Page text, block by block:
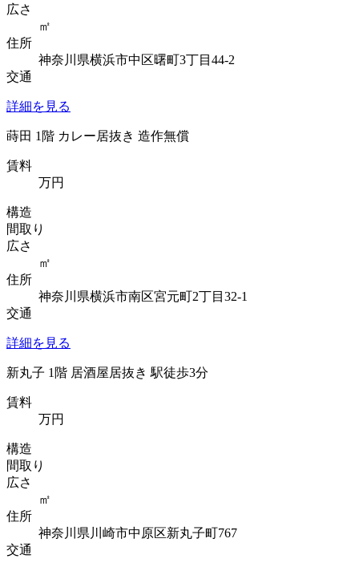
広さ
㎡
住所
神奈川県横浜市中区曙町3丁目44-2
交通
詳細を見る
蒔田 1階 カレー居抜き 造作無償
賃料
万円
構造
間取り
広さ
㎡
住所
神奈川県横浜市南区宮元町2丁目32-1
交通
詳細を見る
新丸子 1階 居酒屋居抜き 駅徒歩3分
賃料
万円
構造
間取り
広さ
㎡
住所
神奈川県川崎市中原区新丸子町767
交通